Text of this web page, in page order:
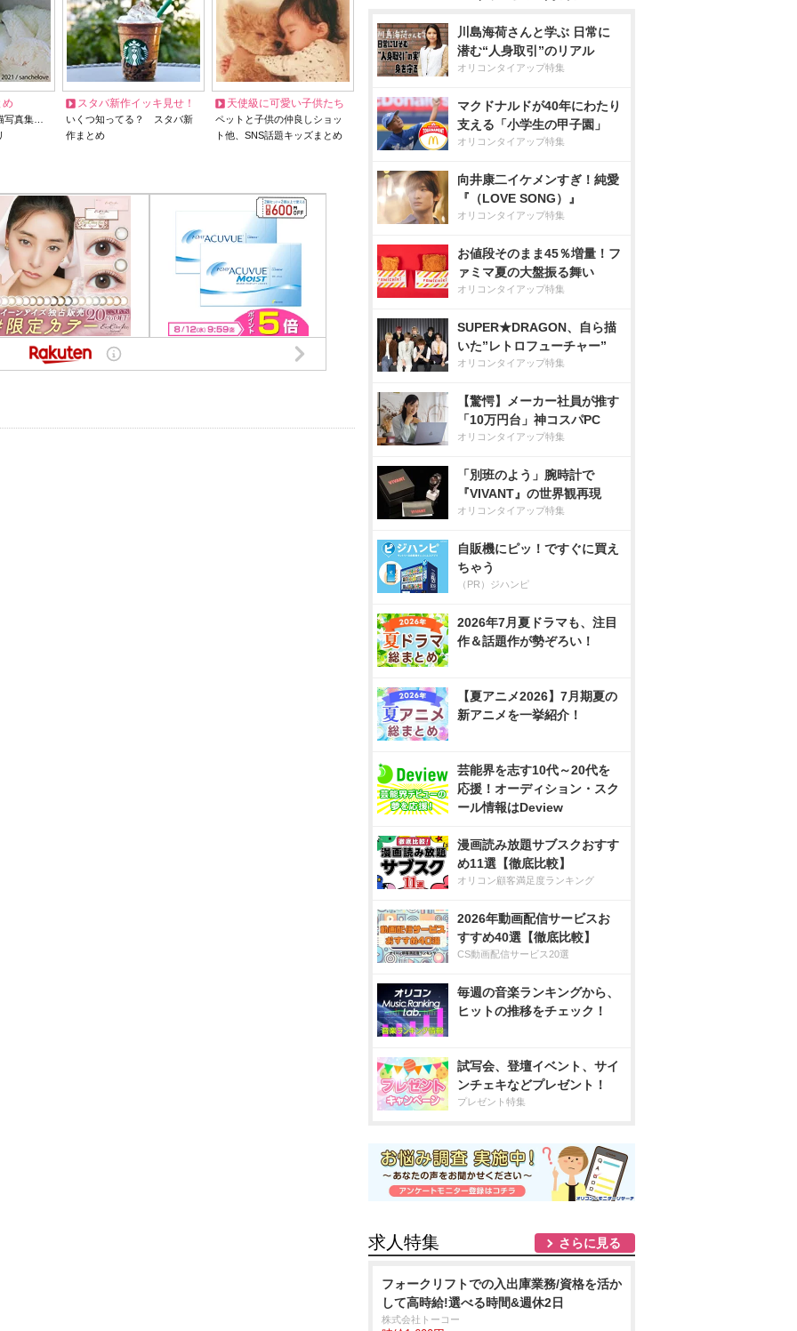
め
写真集…
スタバ新作イッキ見せ！
いくつ知ってる？ スタバ新
作まとめ
天使級に可愛い子供たち
ペットと子供の仲良しショッ
ト他、SNS話題キッズまとめ
川島海荷さんと学ぶ 日常に
潜む“人身取引”のリアル
オリコンタイアップ特集
マクドナルドが40年にわたり
支える「小学生の甲子園」
オリコンタイアップ特集
向井康二イケメンすぎ！純愛
『（LOVE SONG）』
オリコンタイアップ特集
お値段そのまま45％増量！フ
ァミマ夏の大盤振る舞い
オリコンタイアップ特集
SUPER★DRAGON、自ら描
いた”レトロフューチャー”
オリコンタイアップ特集
【驚愕】メーカー社員が推す
「10万円台」神コスパPC
オリコンタイアップ特集
「別班のよう」腕時計で
『VIVANT』の世界観再現
オリコンタイアップ特集
自販機にピッ！ですぐに買え
ちゃう
（PR）ジハンピ
2026年7月夏ドラマも、注目
作＆話題作が勢ぞろい！
【夏アニメ2026】7月期夏の
新アニメを一挙紹介！
芸能界を志す10代～20代を
応援！オーディション・スク
ール情報はDeview
漫画読み放題サブスクおすす
め11選【徹底比較】
オリコン顧客満足度ランキング
2026年動画配信サービスお
すすめ40選【徹底比較】
CS動画配信サービス20選
毎週の音楽ランキングから、
ヒットの推移をチェック！
試写会、登壇イベント、サイ
ンチェキなどプレゼント！
プレゼント特集
求人特集 さらに見る
フォークリフトでの入出庫業務/資格を活か
して高時給!選べる時間&週休2日
株式会社トーコー